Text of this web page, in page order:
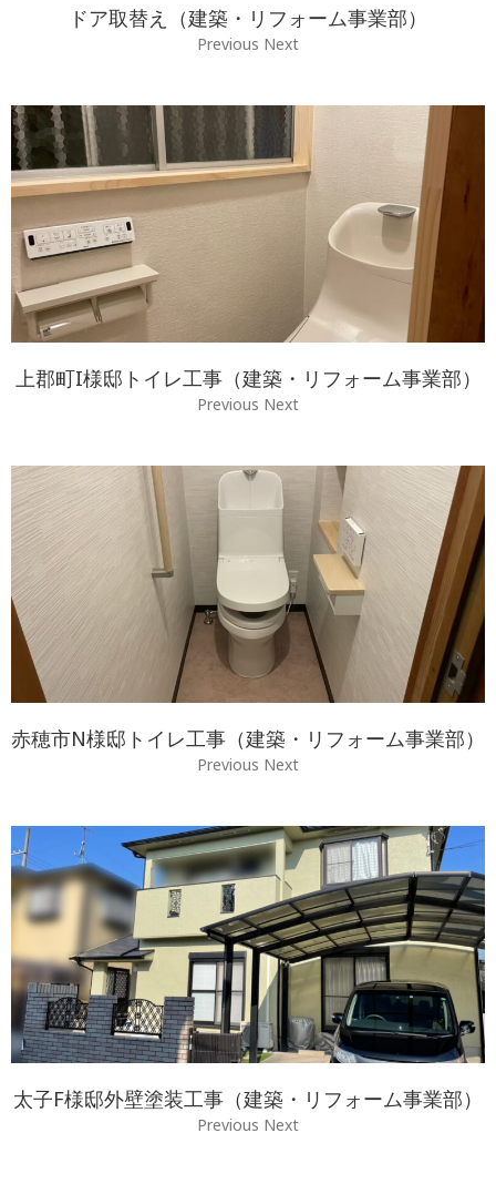
ドア取替え（建築・リフォーム事業部）
Previous Next
上郡町I様邸トイレ工事（建築・リフォーム事業部）
Previous Next
赤穂市N様邸トイレ工事（建築・リフォーム事業部）
Previous Next
太子F様邸外壁塗装工事（建築・リフォーム事業部）
Previous Next